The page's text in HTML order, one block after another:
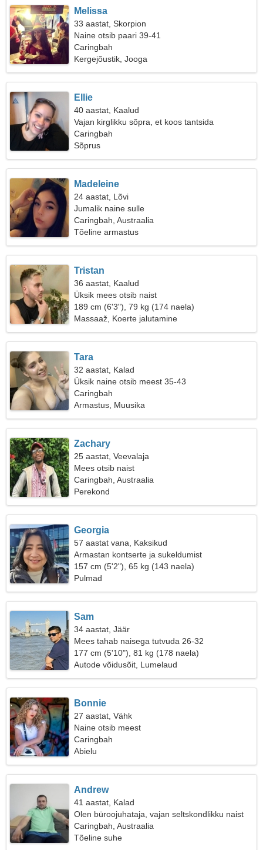
Melissa
33 aastat, Skorpion
Naine otsib paari 39-41
Caringbah
Kergejõustik, Jooga
Ellie
40 aastat, Kaalud
Vajan kirglikku sõpra, et koos tantsida
Caringbah
Sõprus
Madeleine
24 aastat, Lõvi
Jumalik naine sulle
Caringbah, Austraalia
Tõeline armastus
Tristan
36 aastat, Kaalud
Üksik mees otsib naist
189 cm (6'3"), 79 kg (174 naela)
Massaaž, Koerte jalutamine
Tara
32 aastat, Kalad
Üksik naine otsib meest 35-43
Caringbah
Armastus, Muusika
Zachary
25 aastat, Veevalaja
Mees otsib naist
Caringbah, Austraalia
Perekond
Georgia
57 aastat vana, Kaksikud
Armastan kontserte ja sukeldumist
157 cm (5'2"), 65 kg (143 naela)
Pulmad
Sam
34 aastat, Jäär
Mees tahab naisega tutvuda 26-32
177 cm (5'10"), 81 kg (178 naela)
Autode võidusõit, Lumelaud
Bonnie
27 aastat, Vähk
Naine otsib meest
Caringbah
Abielu
Andrew
41 aastat, Kalad
Olen büroojuhataja, vajan seltskondlikku naist
Caringbah, Austraalia
Tõeline suhe